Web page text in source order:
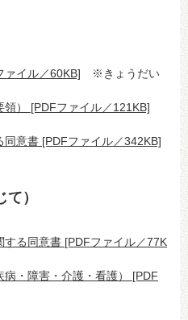
ァイル／60KB] ※きょうだい
領） [PDFファイル／121KB]
同意書 [PDFファイル／342KB]
）
する同意書 [PDFファイル／77K
病・障害・介護・看護）​ [PDF